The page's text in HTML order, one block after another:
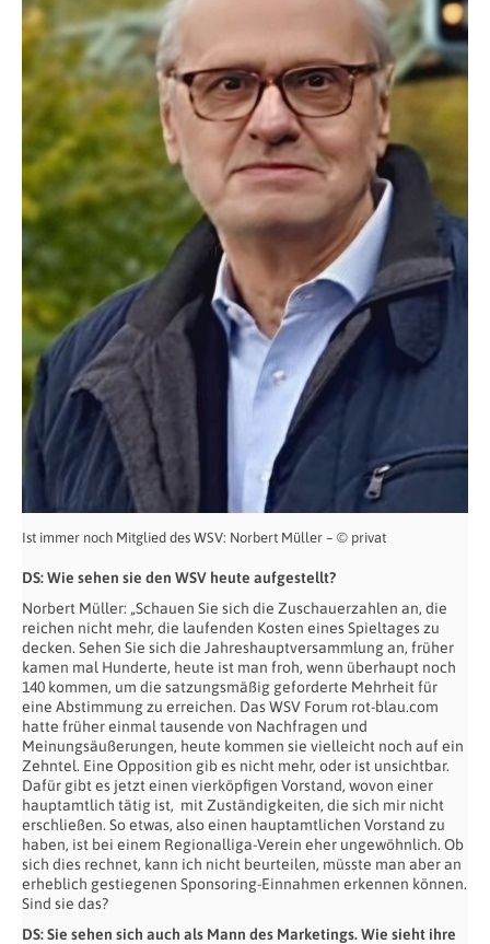
Ist immer noch Mitglied des WSV: Norbert Müller – © privat
DS: Wie sehen sie den WSV heute aufgestellt?
Norbert Müller: „Schauen Sie sich die Zuschauerzahlen an, die
reichen nicht mehr, die laufenden Kosten eines Spieltages zu
decken. Sehen Sie sich die Jahreshauptversammlung an, früher
kamen mal Hunderte, heute ist man froh, wenn überhaupt noch
140 kommen, um die satzungsmäßig geforderte Mehrheit für
eine Abstimmung zu erreichen. Das WSV Forum rot-blau.com
hatte früher einmal tausende von Nachfragen und
Meinungsäußerungen, heute kommen sie vielleicht noch auf ein
Zehntel. Eine Opposition gib es nicht mehr, oder ist unsichtbar.
Dafür gibt es jetzt einen vierköpfigen Vorstand, wovon einer
hauptamtlich tätig ist, mit Zuständigkeiten, die sich mir nicht
erschließen. So etwas, also einen hauptamtlichen Vorstand zu
haben, ist bei einem Regionalliga-Verein eher ungewöhnlich. Ob
sich dies rechnet, kann ich nicht beurteilen, müsste man aber an
erheblich gestiegenen Sponsoring-Einnahmen erkennen können.
Sind sie das?
DS: Sie sehen sich auch als Mann des Marketings. Wie sieht ihre